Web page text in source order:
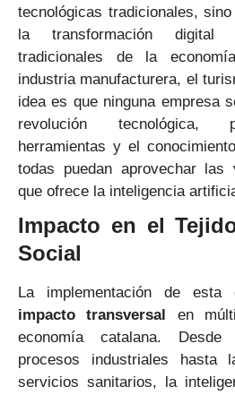
tecnológicas tradicionales,
la transformación
tradicionales de la
industria manufacturera, el
idea es que ninguna empresa
revolución tecnológica,
herramientas y el
todas puedan aprovechar las
que ofrece la inteligencia
Impacto en el
Social
La implementación de esta
impacto transversal
en
economía catalana.
procesos industriales hasta
servicios sanitarios, la